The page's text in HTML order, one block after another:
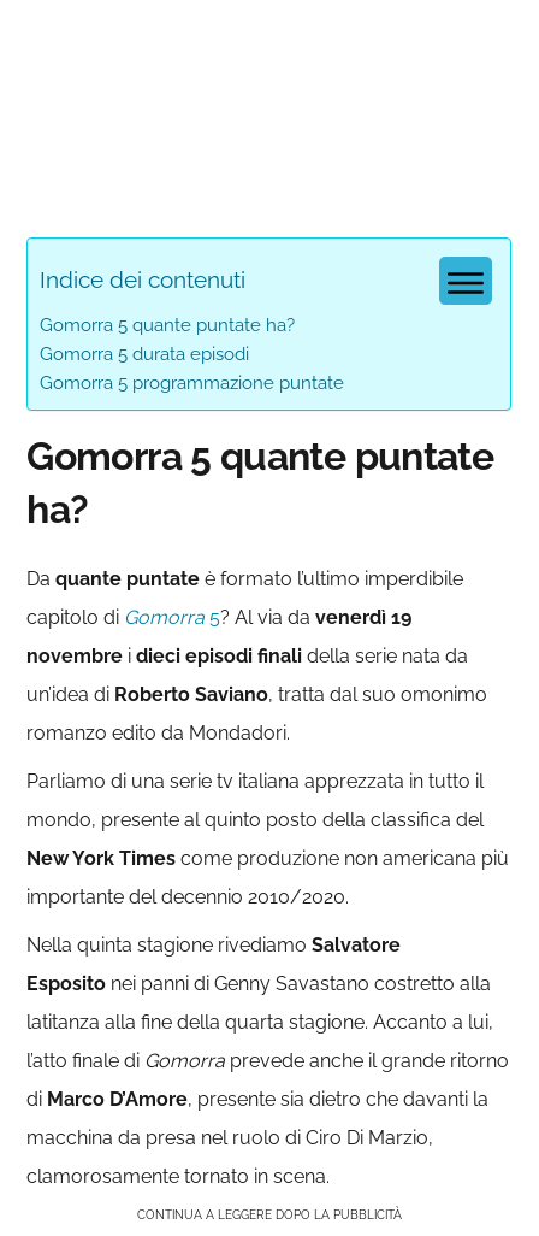
Indice dei contenuti
Gomorra 5 quante puntate ha?
Gomorra 5 durata episodi
Gomorra 5 programmazione puntate
Gomorra 5 quante puntate
ha?
Daquante puntate è formato l’ultimo imperdibile
capitolo di Gomorra 5? Al via davenerdì 19
novembre idieci episodi finali della serie nata da
un’idea di Roberto Saviano, tratta dal suo omonimo
romanzo edito da Mondadori.
Parliamo di una serie tv italiana apprezzata in tutto il
mondo, presente al quinto posto della classifica del
New York Times come produzione non americana più
importante del decennio 2010/2020.
Nella quinta stagione rivediamoSalvatore
Esposito nei panni di Genny Savastano costretto alla
latitanza alla fine della quarta stagione. Accanto a lui,
l’atto finale di Gomorra prevede anche il grande ritorno
di Marco D’Amore, presente sia dietro che davanti la
macchina da presa nel ruolo di Ciro Di Marzio,
clamorosamente tornato in scena.
CONTINUA A LEGGERE DOPO LA PUBBLICITÀ